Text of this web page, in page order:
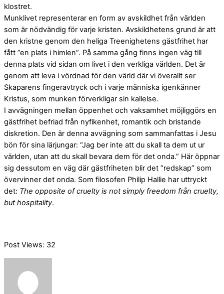
klostret.
Munklivet representerar en form av avskildhet från världen
som är nödvändig för varje kristen. Avskildhetens grund är att
den kristne genom den heliga Treenighetens gästfrihet har
fått ”en plats i himlen”. På samma gång finns ingen väg till
denna plats vid sidan om livet i den verkliga världen. Det är
genom att leva i vördnad för den värld där vi överallt ser
Skaparens fingeravtryck och i varje människa igenkänner
Kristus, som munken förverkligar sin kallelse.
I avvägningen mellan öppenhet och vaksamhet möjliggörs en
gästfrihet befriad från nyfikenhet, romantik och bristande
diskretion. Den är denna avvägning som sammanfattas i Jesu
bön för sina lärjungar: “Jag ber inte att du skall ta dem ut ur
världen, utan att du skall bevara dem för det onda.” Här öppnar
sig dessutom en väg där gästfriheten blir det ”redskap” som
övervinner det onda. Som filosofen Philip Hallie har uttryckt
det: The opposite of cruelty is not simply freedom från cruelty,
but hospitality.
Post Views: 32